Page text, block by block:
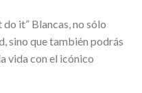
it” Blancas, no sólo
sino que también podrás
vida con el icónico